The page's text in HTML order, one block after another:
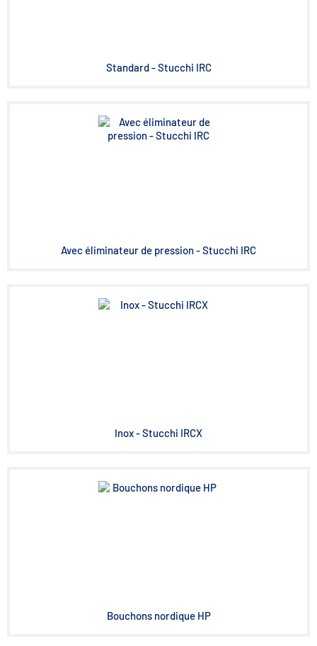
Standard - Stucchi IRC
Avec éliminateur de pression - Stucchi IRC
Inox - Stucchi IRCX
Bouchons nordique HP